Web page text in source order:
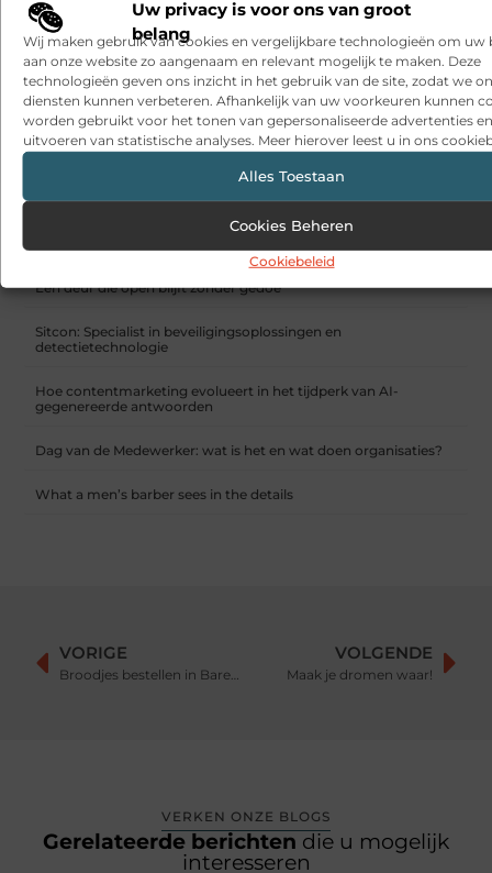
Uw privacy is voor ons van groot
belang
Wij maken gebruik van cookies en vergelijkbare technologieën om uw
aan onze website zo aangenaam en relevant mogelijk te maken. Deze
technologieën geven ons inzicht in het gebruik van de site, zodat we
diensten kunnen verbeteren. Afhankelijk van uw voorkeuren kunnen
worden gebruikt voor het tonen van gepersonaliseerde advertenties
uitvoeren van statistische analyses. Meer hierover leest u in ons
Alles Toestaan
Cookies Beheren
Cookiebeleid
ilumio.nl voor de juiste raambekleding!
RECENTE BERICHTEN
Een deur die open blijft zonder gedoe
Sitcon: Specialist in beveiligingsoplossingen en
detectietechnologie
Hoe contentmarketing evolueert in het tijdperk van AI-
gegenereerde antwoorden
Dag van de Medewerker: wat is het en wat doen organisaties?
What a men’s barber sees in the details
VORIGE
Broodjes bestellen in Barendrecht
VOLGENDE
Maak je dromen waar!
VERKEN ONZE BLOGS
Gerelateerde berichten die u mogelijk
interesseren